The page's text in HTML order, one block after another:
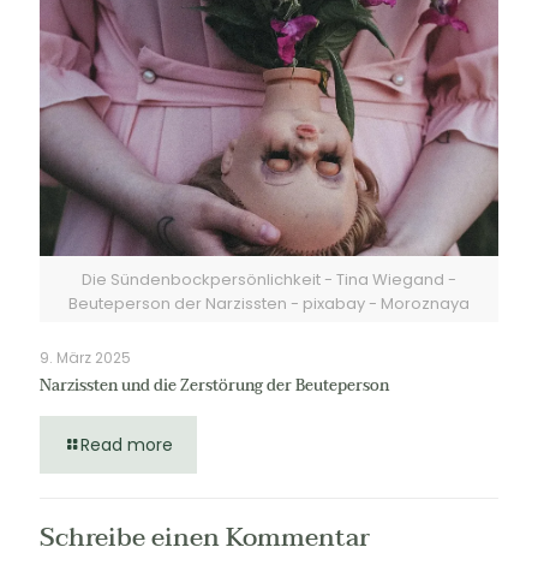
Die Sündenbockpersönlichkeit - Tina Wiegand -
Beuteperson der Narzissten - pixabay - Moroznaya
9. März 2025
Narzissten und die Zerstörung der Beuteperson
Read more
Schreibe einen Kommentar